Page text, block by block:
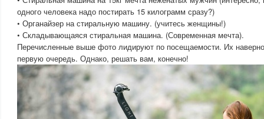
одного человека надо постирать 15 килограмм сразу?)
• Органайзер на стиральную машину. (учитесь женщины!)
• Складывающаяся стиральная машина. (Современная мечта).
Перечисленные выше фото лидируют по посещаемости. Их
первую очередь. Однако, решать вам, конечно!